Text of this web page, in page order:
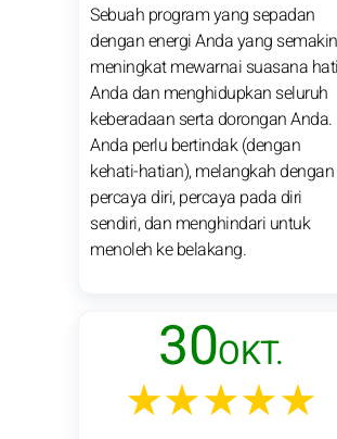
Sebuah program yang sepadan
dengan energi Anda yang semakin
meningkat mewarnai suasana hati
Anda dan menghidupkan seluruh
keberadaan serta dorongan Anda.
Anda perlu bertindak (dengan
kehati-hatian), melangkah dengan
percaya diri, percaya pada diri
sendiri, dan menghindari untuk
menoleh ke belakang.
30OKT.
★★★★★